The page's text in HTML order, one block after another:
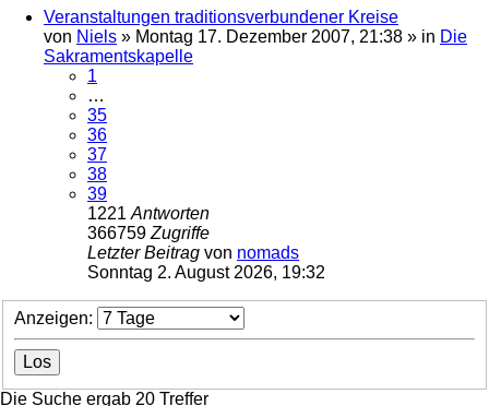
Veranstaltungen traditionsverbundener Kreise
von Niels » Montag 17. Dezember 2007, 21:38 » in Die
Sakramentskapelle
1
…
35
36
37
38
39
1221 Antworten
366759 Zugriffe
Letzter Beitrag von nomads
Sonntag 2. August 2026, 19:32
Anzeigen:
Die Suche ergab 20 Treffer